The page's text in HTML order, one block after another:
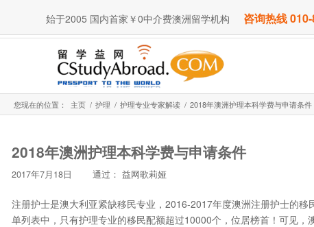
始于2005 国内首家￥0中介费澳洲留学机构 咨询热线
您现在的位置： 主页 / 护理 / 护理专业专家解读 / 2018年澳洲护理本科学费与申请条件
2018年澳洲护理本科学费与申请条件
2017年7月18日 通过： 益网歌莉娅
注册护士是澳大利亚紧缺移民专业，2016-2017年度澳洲注册护士的
单列表中，只有护理专业的移民配额超过10000个，位居榜首！可见